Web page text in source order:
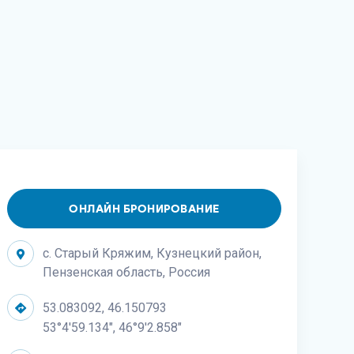
ОНЛАЙН БРОНИРОВАНИЕ
с. Старый Кряжим, Кузнецкий район,
Пензенская область, Россия
53.083092, 46.150793
53°4'59.134", 46°9'2.858"